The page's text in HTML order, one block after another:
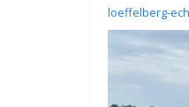
loeffelberg-